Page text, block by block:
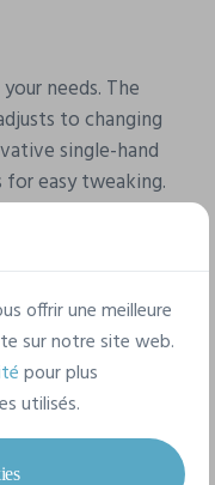
needs. The
to changing
single-hand
easy tweaking.
technologies
offrir une meilleure
sur notre site web.
pour plus
utilisés.